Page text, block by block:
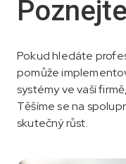
Poznejte
Pokud hledáte
pomůže
systémy ve vaší
Těšíme se na
skutečný růst.